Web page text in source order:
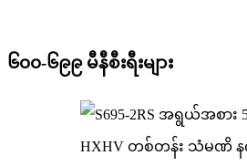
၆၀၀-၆၉၉ မီနီစီးရီးများ